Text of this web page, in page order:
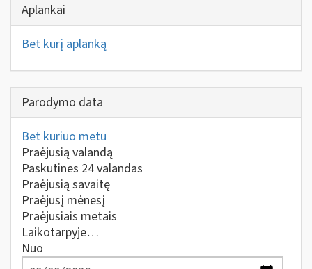
Aplankai
Bet kurį aplanką
Parodymo data
Bet kuriuo metu
Praėjusią valandą
Paskutines 24 valandas
Praėjusią savaitę
Praėjusį mėnesį
Praėjusiais metais
Laikotarpyje…
Nuo